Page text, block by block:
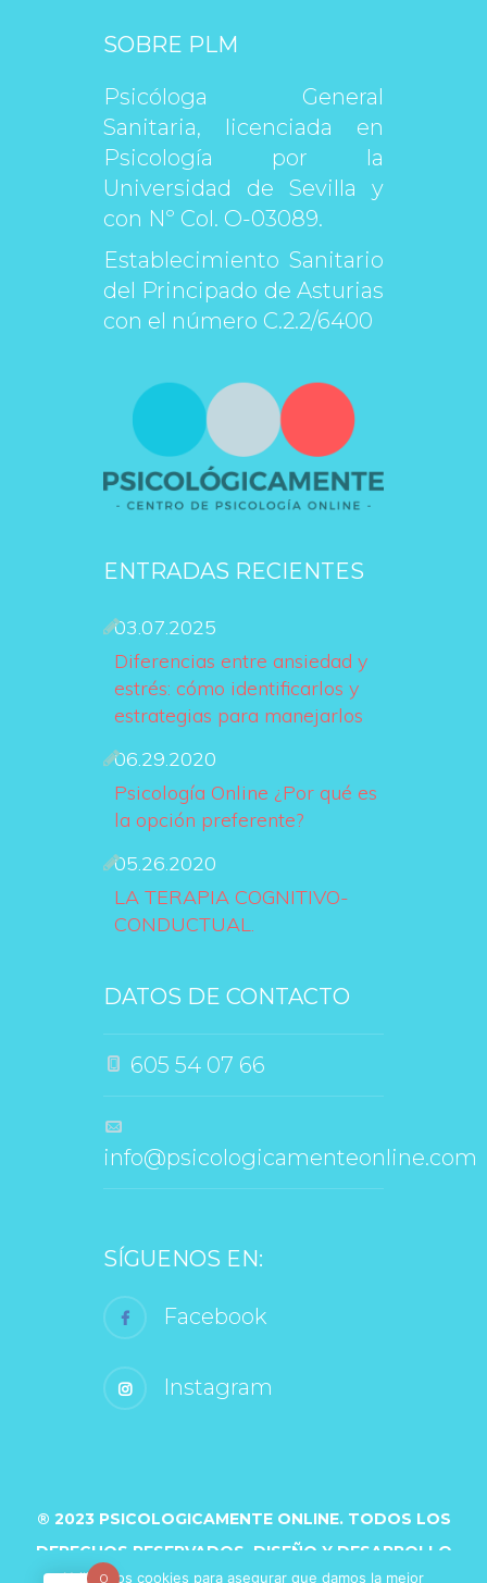
SOBRE PLM
Psicóloga General
Sanitaria, licenciada en
Psicología por la
Universidad de Sevilla y
con Nº Col. O-03089.
Establecimiento Sanitario
del Principado de Asturias
con el número C.2.2/6400
ENTRADAS RECIENTES
03.07.2025
Diferencias entre ansiedad y
estrés: cómo identificarlos y
estrategias para manejarlo
06.29.2020
Psicología Online ¿Por qué es
la opción preferente?
05.26.2020
LA TERAPIA COGNITIVO-
CONDUCTUAL.
DATOS DE CONTACTO
605 54 07 66
info@psicologicamenteonline.com
SÍGUENOS EN:
Facebook
Instagram
® 2023 PSICOLOGICAMENTE ONLINE. TODOS LOS
DERECHOS RESERVADOS. DISEÑO Y DESARROLLO
0
Utilizamos cookies para asegurar que damos la mejor